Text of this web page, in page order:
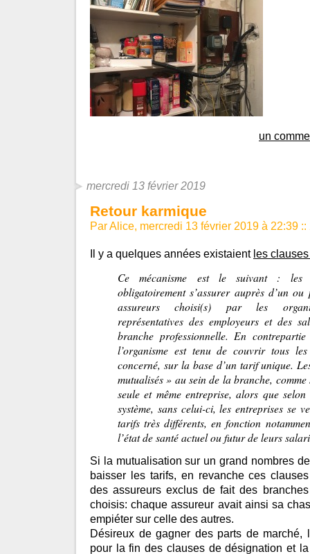
un
mercredi 13 février 2019
Retour karmique
Par Alice, mercredi 13 février 2019 à 22:39 ::
Il y a quelques années existaient les
Ce mécanisme est le suivant : les
obligatoirement s’assurer auprès d’un ou
assureurs choisi(s) par les
représentatives des employeurs et des
branche professionnelle. En
l’organisme est tenu de couvrir tous
concerné, sur la base d’un tarif unique.
mutualisés » au sein de la branche,
seule et même entreprise, alors que
système, sans celui-ci, les entreprises se
tarifs très différents, en fonction
l’état de santé actuel ou futur de leurs
Si la mutualisation sur un grand nombres
baisser les tarifs, en revanche ces
des assureurs exclus de fait des
choisis: chaque assureur avait ainsi sa
empiéter sur celle des autres.
Désireux de gagner des parts de marché,
pour la fin des clauses de désignation et